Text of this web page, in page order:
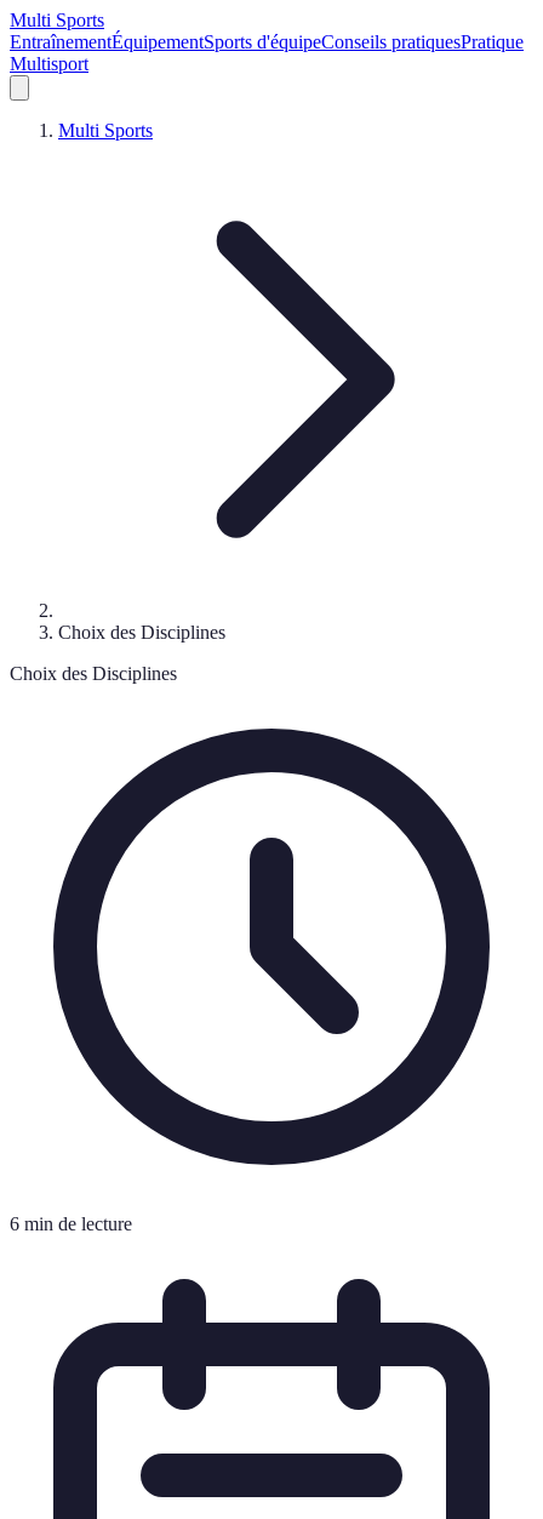
Multi Sports
EntraînementÉquipementSports d'équipeConseils pratiquesPratique
Multisport
Multi Sports
Choix des Disciplines
Choix des Disciplines
6 min de lecture